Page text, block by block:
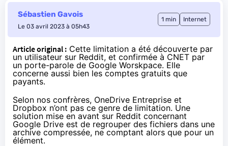
Sébastien Gavois
Le 03 avril 2023 à 05h43
1 min Internet
Article original : Cette limitation a été découverte par
un utilisateur sur Reddit, et confirmée à CNET par
un porte-parole de Google Worskpace. Elle
concerne aussi bien les comptes gratuits que
payants.
Selon nos confrères, OneDrive Entreprise et
Dropbox n’ont pas ce genre de limitation. Une
solution mise en avant sur Reddit concernant
Google Drive est de regrouper des fichiers dans une
archive compressée, ne comptant alors que pour un
élément.